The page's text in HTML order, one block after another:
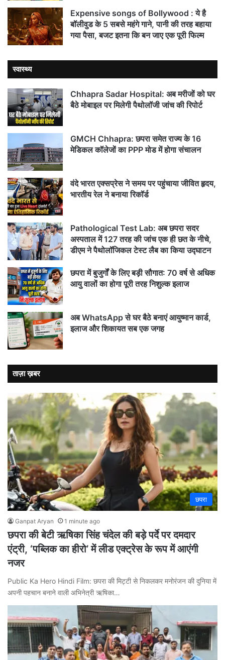
Expensive songs of Bollywood : ये है
बॉलीवुड के 5 सबसे महंगे गाने, पानी की तरह बहाया
गया पैसा, बजट इतना कि बन जाए एक पूरी फिल्म
स्वास्थ्य
Chhapra Sadar Hospital: अब मरीजों को घर
बैठे मोबाइल पर मिलेगी पैथोलॉजी जांच की रिपोर्ट
GMCH Chhapra: छपरा समेत राज्य के 16
मेडिकल कॉलेजों का PPP मोड में होगा संचालन
वंदे भारत एक्सप्रेस ने समय पर पहुंचाया जीवित हृदय,
भारतीय रेल ने बनाया रिकॉर्ड
Pathological Test Lab: अब छपरा सदर
अस्पताल में 127 तरह की जांच एक ही छत के नीचे,
डीएम ने पैथोलॉजिकल टेस्ट लैब का किया उद्घाटन
छपरा में बुजुर्गों के लिए बड़ी सौगात: 70 वर्ष से अधिक
आयु वालों का होगा पूरी तरह निशुल्क इलाज
अब WhatsApp से घर बैठे बनाएं आयुष्मान कार्ड,
इलाज और शिकायत सब एक जगह
ताज़ा ख़बर
छपरा
Ganpat Aryan 1 minute ago
छपरा की बेटी ऋषिका सिंह चंदेल की बड़े पर्दे पर दमदार
एंट्री, ‘पब्लिक का हीरो’ में लीड एक्ट्रेस के रूप में आएंगी
नजर
Public Ka Hero Hindi Film: छपरा की मिट्टी से निकलकर मनोरंजन की दुनिया में
अपनी पहचान बनाने वाली अभिनेत्री ऋषिका…